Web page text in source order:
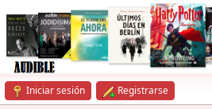
Iniciar sesión Registrarse